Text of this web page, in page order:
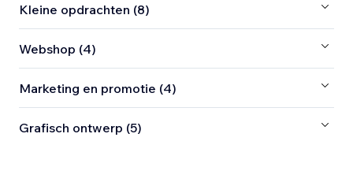
Kleine opdrachten (8)
Webshop (4)
Marketing en promotie (4)
Grafisch ontwerp (5)